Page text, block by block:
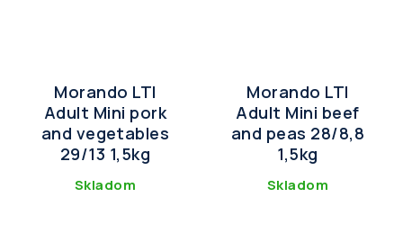
Morando LTI
Adult Mini pork
and vegetables
29/13 1,5kg
Skladom
Morando LTI
Adult Mini beef
and peas 28/8,8
1,5kg
Skladom